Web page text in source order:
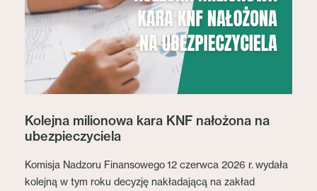
Kolejna milionowa kara KNF nałożona na
ubezpieczyciela
Komisja Nadzoru Finansowego 12 czerwca 2026 r. wydała
kolejną w tym roku decyzję nakładającą na zakład